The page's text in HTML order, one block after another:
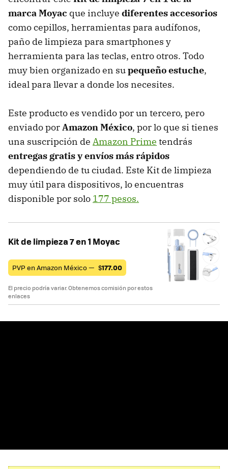
marca Moyac que incluye diferentes accesorios
como cepillos, herramientas para audífonos,
paño de limpieza para smartphones y
herramienta para las teclas, entro otros. Todo
muy bien organizado en supequeño estuche,
ideal para llevar a donde los necesites.
Este producto es vendido por un tercero, pero
enviado porAmazon México, por lo que si tienes
una suscripción de Amazon Prime tendrás
entregas gratis y envíos más rápidos
dependiendo de tu ciudad. Este Kit de limpieza
muy útil para dispositivos, lo encuentras
disponible por solo 177 pesos.
Kit de limpieza 7 en 1 Moyac
PVP en Amazon México — $177.00
El precio podría variar. Obtenemos comisión por estos
enlaces